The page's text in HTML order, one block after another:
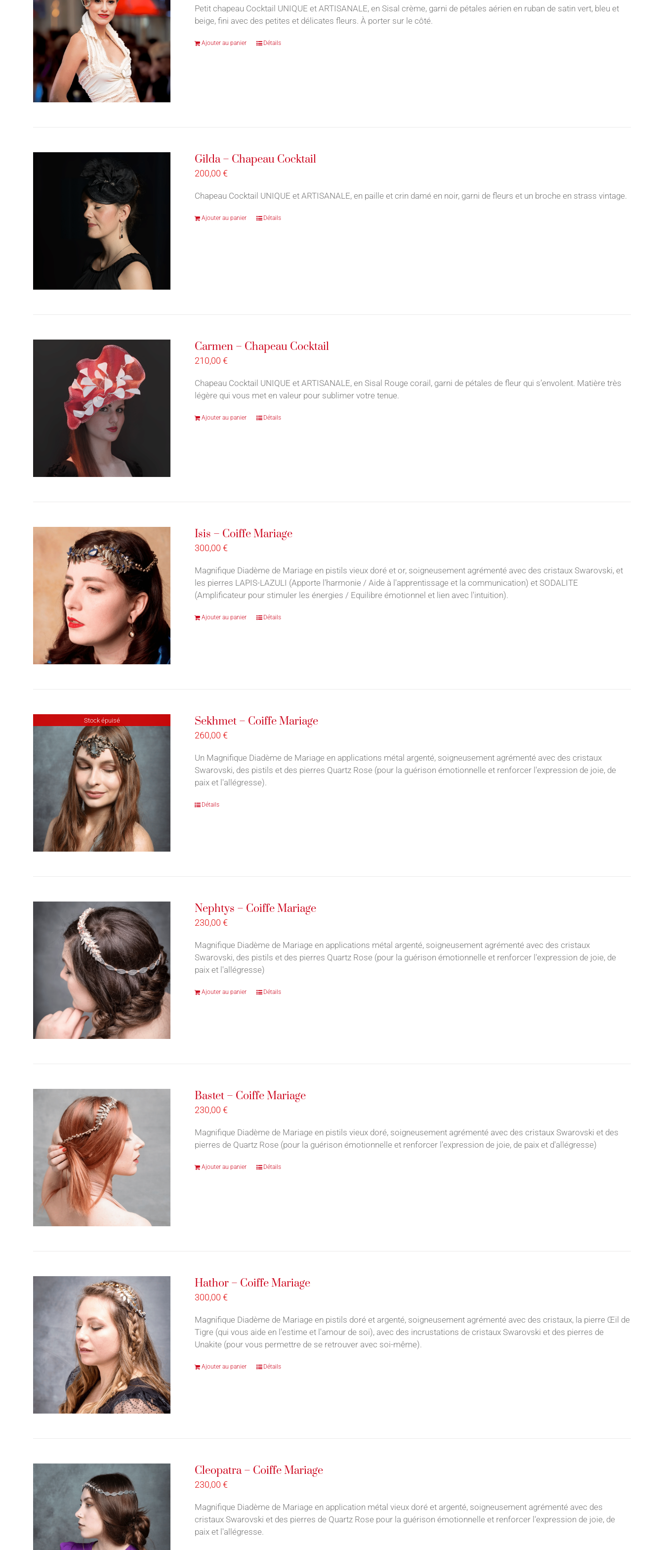
Petit chapeau Cocktail UNIQUE et ARTISANALE, en Sisal crème, garni de pétales aérien en ruban de satin vert, bleu et
beige, fini avec des petites et délicates fleurs. À porter sur le côté.
Ajouter au panier Détails
Gilda – Chapeau Cocktail
200,00 €
Chapeau Cocktail UNIQUE et ARTISANALE, en paille et crin damé en noir, garni de fleurs et un broche en strass vintage.
Ajouter au panier Détails
Carmen – Chapeau Cocktail
210,00 €
Chapeau Cocktail UNIQUE et ARTISANALE, en Sisal Rouge corail, garni de pétales de fleur qui s’envolent. Matière très
légère qui vous met en valeur pour sublimer votre tenue.
Ajouter au panier Détails
Isis – Coiffe Mariage
300,00 €
Magnifique Diadème de Mariage en pistils vieux doré et or, soigneusement agrémenté avec des cristaux Swarovski, et
les pierres LAPIS-LAZULI (Apporte l'harmonie / Aide à l'apprentissage et la communication) et SODALITE
(Amplificateur pour stimuler les énergies / Equilibre émotionnel et lien avec l'intuition).
Ajouter au panier Détails
Stock épuisé Sekhmet – Coiffe Mariage
260,00 €
Un Magnifique Diadème de Mariage en applications métal argenté, soigneusement agrémenté avec des cristaux
Swarovski, des pistils et des pierres Quartz Rose (pour la guérison émotionnelle et renforcer l'expression de joie, de
paix et l'allégresse).
Détails
Nephtys – Coiffe Mariage
230,00 €
Magnifique Diadème de Mariage en applications métal argenté, soigneusement agrémenté avec des cristaux
Swarovski, des pistils et des pierres Quartz Rose (pour la guérison émotionnelle et renforcer l'expression de joie, de
paix et l'allégresse)
Ajouter au panier Détails
Bastet – Coiffe Mariage
230,00 €
Magnifique Diadème de Mariage en pistils vieux doré, soigneusement agrémenté avec des cristaux Swarovski et des
pierres de Quartz Rose (pour la guérison émotionnelle et renforcer l'expression de joie, de paix et d'allégresse)
Ajouter au panier Détails
Hathor – Coiffe Mariage
300,00 €
Magnifique Diadème de Mariage en pistils doré et argenté, soigneusement agrémenté avec des cristaux, la pierre Œil de
Tigre (qui vous aide en l'estime et l'amour de soi), avec des incrustations de cristaux Swarovski et des pierres de
Unakite (pour vous permettre de se retrouver avec soi-même).
Ajouter au panier Détails
Cleopatra – Coiffe Mariage
230,00 €
Magnifique Diadème de Mariage en application métal vieux doré et argenté, soigneusement agrémenté avec des
cristaux Swarovski et des pierres de Quartz Rose pour la guérison émotionnelle et renforcer l'expression de joie, de
paix et l'allégresse.